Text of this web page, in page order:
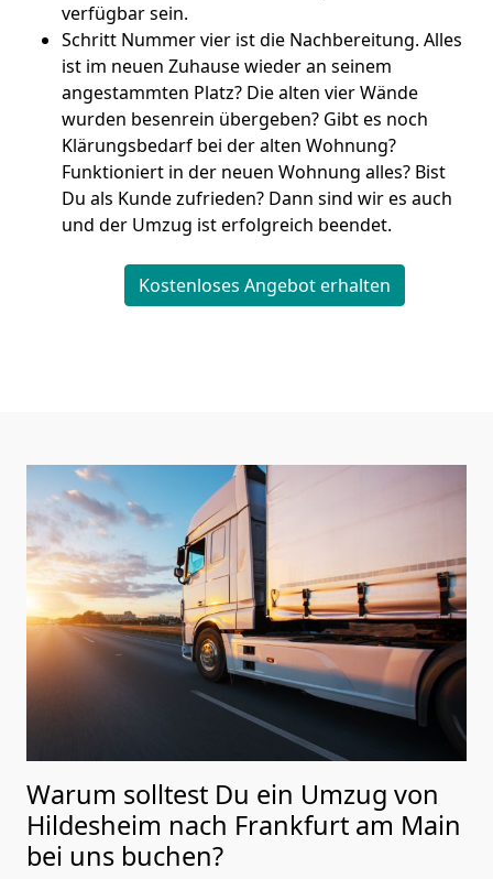
verfügbar sein.
Schritt Nummer vier ist die Nachbereitung. Alles
ist im neuen Zuhause wieder an seinem
angestammten Platz? Die alten vier Wände
wurden besenrein übergeben? Gibt es noch
Klärungsbedarf bei der alten Wohnung?
Funktioniert in der neuen Wohnung alles? Bist
Du als Kunde zufrieden? Dann sind wir es auch
und der Umzug ist erfolgreich beendet.
Kostenloses Angebot erhalten
Warum solltest Du ein Umzug von
Hildesheim nach Frankfurt am Main
bei uns buchen?